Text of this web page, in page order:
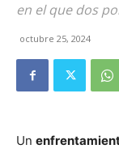
en el que dos
octubre 25, 2024
Un